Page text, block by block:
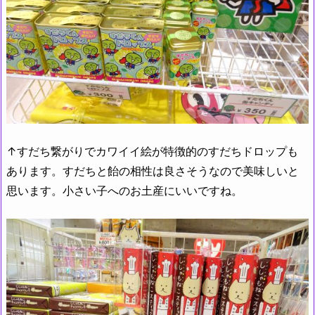
↑すだち繋がりでカワイイ絵が特徴的のすだちドロップも
あります。すだちと飴の相性は良さそうなので美味しいと
思います。小さい子へのお土産にいいですね。